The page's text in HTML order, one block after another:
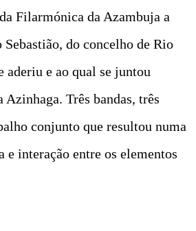
Filarmónica da Azambuja a
Sebastião, do concelho de Rio
aderiu e ao qual se juntou
Azinhaga. Três bandas, três
conjunto que resultou numa
e interação entre os elementos